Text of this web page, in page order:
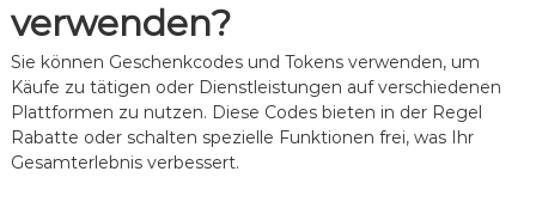
verwenden?
Sie können Geschenkcodes und Tokens verwenden, um
Käufe zu tätigen oder Dienstleistungen auf verschiedenen
Plattformen zu nutzen. Diese Codes bieten in der Regel
Rabatte oder schalten spezielle Funktionen frei, was Ihr
Gesamterlebnis verbessert.